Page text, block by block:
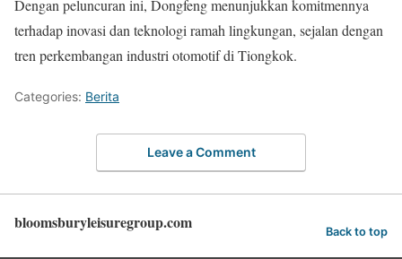
Dengan peluncuran ini, Dongfeng menunjukkan komitmennya
terhadap inovasi dan teknologi ramah lingkungan, sejalan dengan
tren perkembangan industri otomotif di Tiongkok.
Categories: Berita
Leave a Comment
bloomsburyleisuregroup.com Back to top